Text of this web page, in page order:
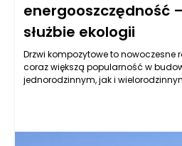
energooszczędność
służbie ekologii
Drzwi kompozytowe to nowoczesne
coraz większą popularność w
jednorodzinnym, jak i
funkcjonalne. Energooszczędność
atutów drzwi kompozytowych, co